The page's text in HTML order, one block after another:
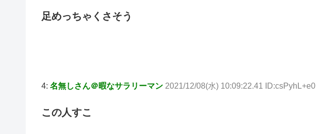
足めっちゃくさそう
4: 名無しさん＠暇なサラリーマン 2021/12/08(水) 10:09:22.41 ID:csPyhL+e0
この人すこ